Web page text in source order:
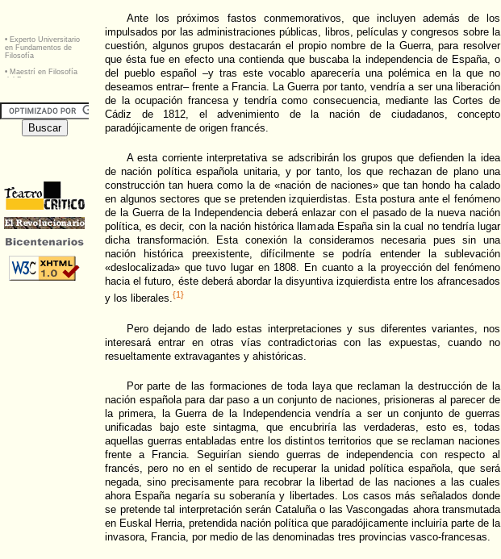
Ante los próximos fastos conmemorativos, que incluyen además de los
impulsados por las administraciones públicas, libros, películas y congresos sobre la
cuestión, algunos grupos destacarán el propio nombre de la Guerra, para resolver
que ésta fue en efecto una contienda que buscaba la independencia de España, o
del pueblo español –y tras este vocablo aparecería una polémica en la que no
deseamos entrar– frente a Francia. La Guerra por tanto, vendría a ser una liberación
de la ocupación francesa y tendría como consecuencia, mediante las Cortes de
Cádiz de 1812, el advenimiento de la nación de ciudadanos, concepto
paradójicamente de origen francés.
A esta corriente interpretativa se adscribirán los grupos que defienden la idea
de nación política española unitaria, y por tanto, los que rechazan de plano una
construcción tan huera como la de «nación de naciones» que tan hondo ha calado
en algunos sectores que se pretenden izquierdistas. Esta postura ante el fenómeno
de la Guerra de la Independencia deberá enlazar con el pasado de la nueva nación
política, es decir, con la nación histórica llamada España sin la cual no tendría lugar
dicha transformación. Esta conexión la consideramos necesaria pues sin una
nación histórica preexistente, difícilmente se podría entender la sublevación
«deslocalizada» que tuvo lugar en 1808. En cuanto a la proyección del fenómeno
hacia el futuro, éste deberá abordar la disyuntiva izquierdista entre los afrancesados
y los liberales.{1}
Pero dejando de lado estas interpretaciones y sus diferentes variantes, nos
interesará entrar en otras vías contradictorias con las expuestas, cuando no
resueltamente extravagantes y ahistóricas.
Por parte de las formaciones de toda laya que reclaman la destrucción de la
nación española para dar paso a un conjunto de naciones, prisioneras al parecer de
la primera, la Guerra de la Independencia vendría a ser un conjunto de guerras
unificadas bajo este sintagma, que encubriría las verdaderas, esto es, todas
aquellas guerras entabladas entre los distintos territorios que se reclaman naciones
frente a Francia. Seguirían siendo guerras de independencia con respecto al
francés, pero no en el sentido de recuperar la unidad política española, que será
negada, sino precisamente para recobrar la libertad de las naciones a las cuales
ahora España negaría su soberanía y libertades. Los casos más señalados donde
se pretende tal interpretación serán Cataluña o las Vascongadas ahora transmutada
en Euskal Herria, pretendida nación política que paradójicamente incluiría parte de la
invasora, Francia, por medio de las denominadas tres provincias vasco-francesas.